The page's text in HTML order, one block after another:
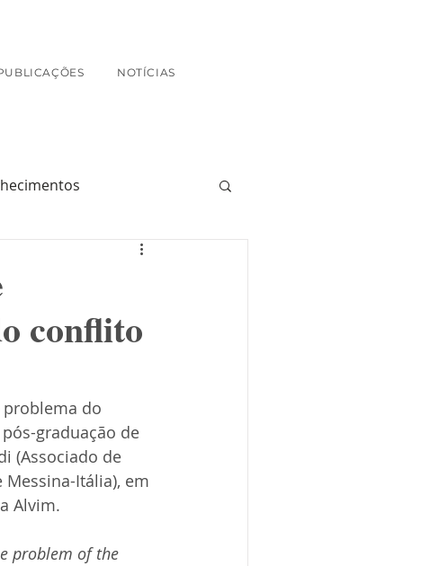
NOTÍCIAS
conflito
problema do
graduação de
(Associado de
Itália), em
Alvim.
problem of the